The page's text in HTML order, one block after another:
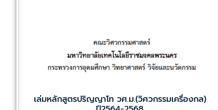
เล่มหลักสูตรปริญญาโท วศ.ม.(วิศวกรรมเครื่องกล)